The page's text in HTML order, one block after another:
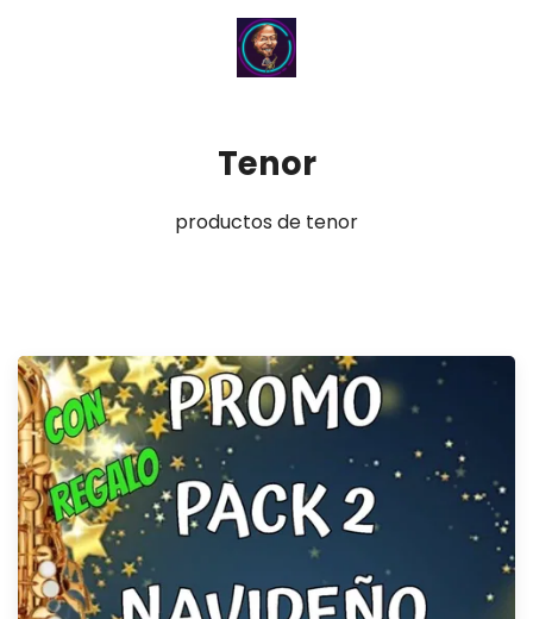
Tenor
productos de tenor